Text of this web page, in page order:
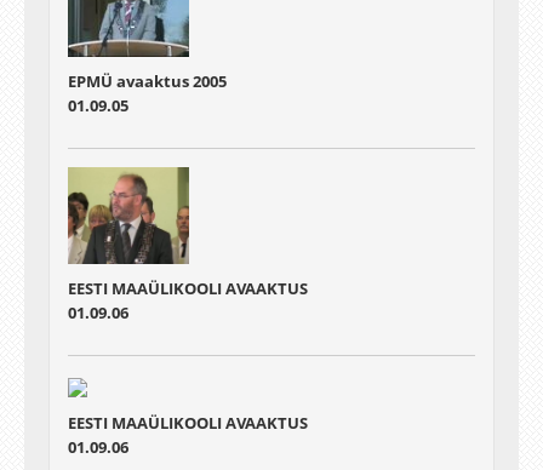
EPMÜ avaaktus 2005
01.09.05
EESTI MAAÜLIKOOLI AVAAKTUS
01.09.06
EESTI MAAÜLIKOOLI AVAAKTUS
01.09.06